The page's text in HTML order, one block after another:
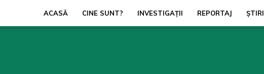
ACASĂ CINE SUNT? INVESTIGAŢII REPORTAJ ŞTIRI